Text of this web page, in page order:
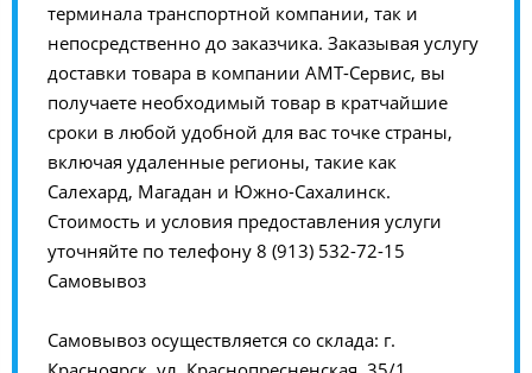
терминала транспортной компании, так и
непосредственно до заказчика. Заказывая услугу
доставки товара в компании АМТ-Сервис, вы
получаете необходимый товар в кратчайшие
сроки в любой удобной для вас точке страны,
включая удаленные регионы, такие как
Салехард, Магадан и Южно-Сахалинск.
Стоимость и условия предоставления услуги
уточняйте по телефону 8 (913) 532-72-15
Самовывоз
Самовывоз осуществляется со склада: г.